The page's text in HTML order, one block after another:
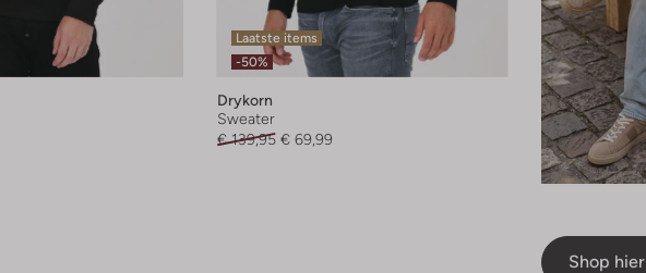
Laatste items
-50%
Drykorn
Sweater
€ 139,95 € 69,99
Shop hier